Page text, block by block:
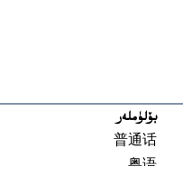
بۆلۈملەر
普通话
粤语